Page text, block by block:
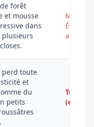
forêt
et mousse
dans
plusieurs
Élevée
alerte)
perd toute
et
du
petits
Très